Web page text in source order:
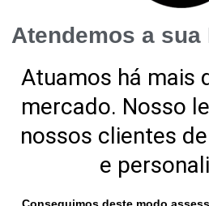
Atendemos a sua
Atuamos há mais
mercado. Nosso
nossos clientes
e